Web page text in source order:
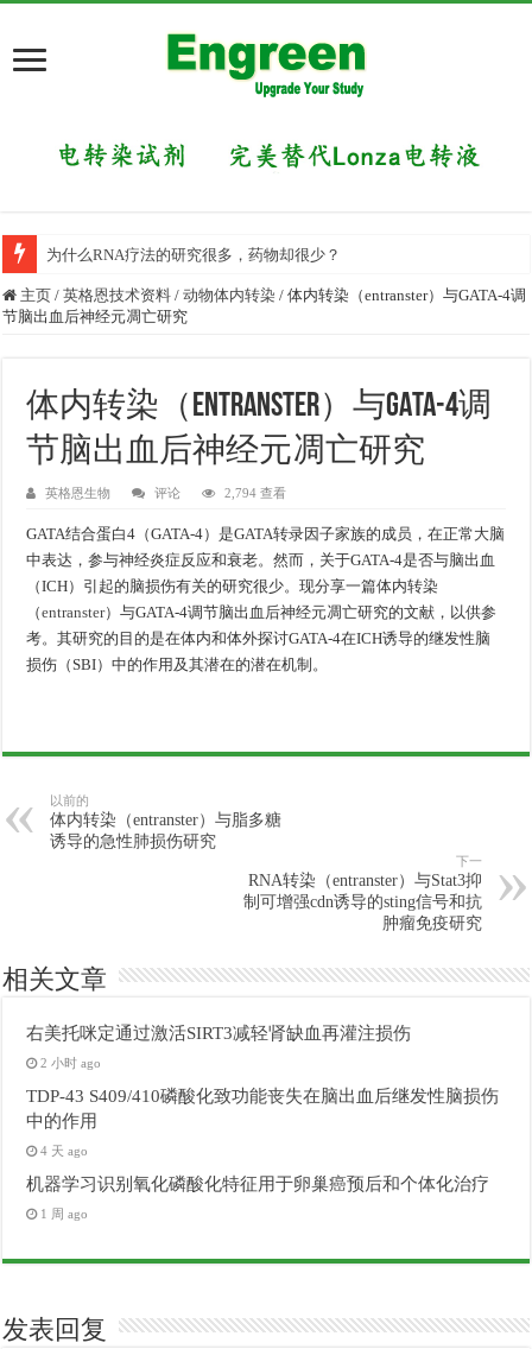
为什么RNA疗法的研究很多，药物却很少？
主页 / 英格恩技术资料 / 动物体内转染 / 体内转染（entranster）与GATA-4调
节脑出血后神经元凋亡研究
体内转染（entranster）与GATA-4调
节脑出血后神经元凋亡研究
英格恩生物 评论 2,794 查看
GATA结合蛋白4（GATA-4）是GATA转录因子家族的成员，在正常大脑
中表达，参与神经炎症反应和衰老。然而，关于GATA-4是否与脑出血
（ICH）引起的脑损伤有关的研究很少。现分享一篇体内转染
（entranster）与GATA-4调节脑出血后神经元凋亡研究的文献，以供参
考。其研究的目的是在体内和体外探讨GATA-4在ICH诱导的继发性脑
损伤（SBI）中的作用及其潜在的潜在机制。
以前的
体内转染（entranster）与脂多糖
诱导的急性肺损伤研究
下一
RNA转染（entranster）与Stat3抑
制可增强cdn诱导的sting信号和抗
肿瘤免疫研究
相关文章
右美托咪定通过激活SIRT3减轻肾缺血再灌注损伤
2 小时 ago
TDP-43 S409/410磷酸化致功能丧失在脑出血后继发性脑损伤
中的作用
4 天 ago
机器学习识别氧化磷酸化特征用于卵巢癌预后和个体化治疗
1 周 ago
发表回复